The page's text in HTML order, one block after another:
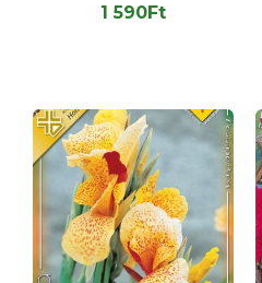
1 590Ft